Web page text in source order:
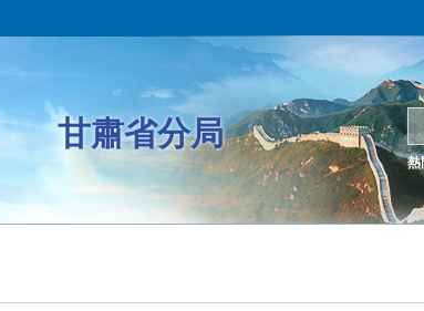
甘肅省分局
熱